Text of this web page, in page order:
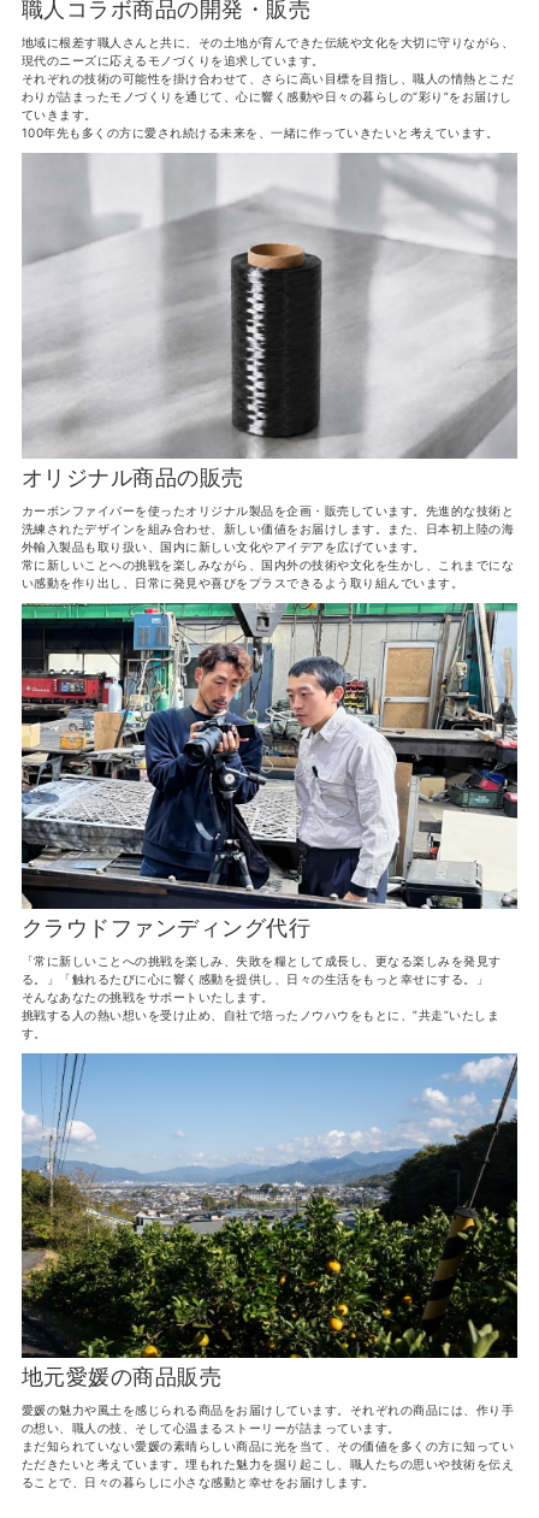
職人コラボ商品の開発・販売
地域に根差す職人さんと共に、その土地が育んできた伝統や文化を大切に守りながら、
現代のニーズに応えるモノづくりを追求しています。
それぞれの技術の可能性を掛け合わせて、さらに高い目標を目指し、職人の情熱とこだ
わりが詰まったモノづくりを通じて、心に響く感動や日々の暮らしの“彩り”をお届けし
ていきます。
100年先も多くの方に愛され続ける未来を、一緒に作っていきたいと考えています。
オリジナル商品の販売
カーボンファイバーを使ったオリジナル製品を企画・販売しています。先進的な技術と
洗練されたデザインを組み合わせ、新しい価値をお届けします。また、日本初上陸の海
外輸入製品も取り扱い、国内に新しい文化やアイデアを広げています。
常に新しいことへの挑戦を楽しみながら、国内外の技術や文化を生かし、これまでにな
い感動を作り出し、日常に発見や喜びをプラスできるよう取り組んでいます。
クラウドファンディング代行
「常に新しいことへの挑戦を楽しみ、失敗を糧として成長し、更なる楽しみを発見す
る。」「触れるたびに心に響く感動を提供し、日々の生活をもっと幸せにする。」
そんなあなたの挑戦をサポートいたします。
挑戦する人の熱い想いを受け止め、自社で培ったノウハウをもとに、”共走”いたしま
す。
地元愛媛の商品販売
愛媛の魅力や風土を感じられる商品をお届けしています。それぞれの商品には、作り手
の想い、職人の技、そして心温まるストーリーが詰まっています。
まだ知られていない愛媛の素晴らしい商品に光を当て、その価値を多くの方に知ってい
ただきたいと考えています。埋もれた魅力を掘り起こし、職人たちの思いや技術を伝え
ることで、日々の暮らしに小さな感動と幸せをお届けします。